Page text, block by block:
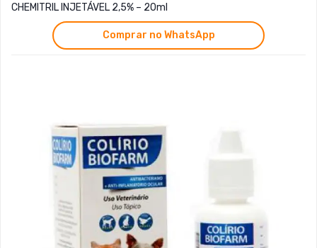
CHEMITRIL INJETÁVEL 2,5% – 20ml
Comprar no WhatsApp